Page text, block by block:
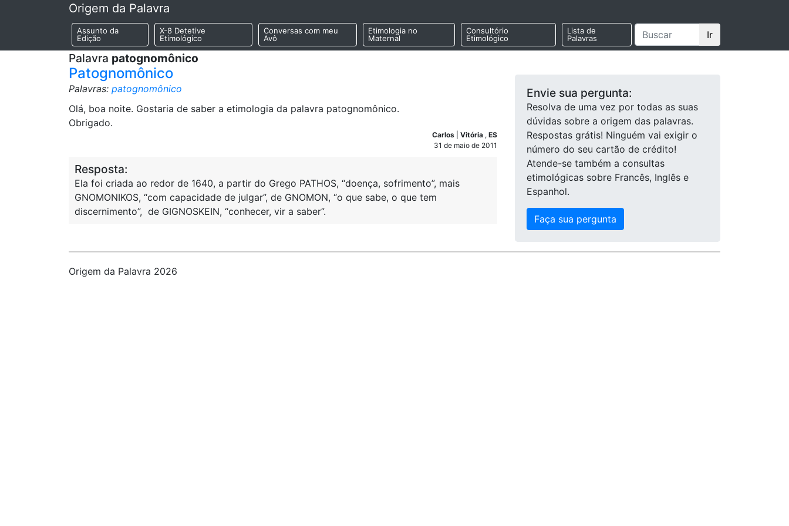
Origem da Palavra
Assunto da
Edição
X-8 Detetive
Etimológico
Conversas com meu
Avô
Etimologia no
Maternal
Consultório
Etimológico
Lista de
Palavras
Ir
Palavra patognomônico
Patognomônico
Palavras: patognomônico
Olá, boa noite. Gostaria de saber a etimologia da palavra patognomônico.
Obrigado.
Carlos Vitória , ES
31 de maio de 2011
Resposta:
Ela foi criada ao redor de 1640, a partir do Grego PATHOS, “doença, sofrimento”, mais
GNOMONIKOS, “com capacidade de julgar”, de GNOMON, “o que sabe, o que tem
discernimento”, de GIGNOSKEIN, “conhecer, vir a saber”.
Envie sua pergunta:
Resolva de uma vez por todas as suas
dúvidas sobre a origem das palavras.
Respostas grátis! Ninguém vai exigir o
número do seu cartão de crédito!
Atende-se também a consultas
etimológicas sobre Francês, Inglês e
Espanhol.
Faça sua pergunta
Origem da Palavra 2026